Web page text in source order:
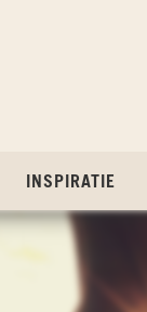
INSPIRATIE